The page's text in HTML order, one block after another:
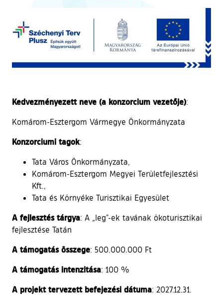
Kedvezményezett neve (a konzorcium vezetője):
Komárom-Esztergom Vármegye Önkormányzata
Konzorciumi tagok:
Tata Város Önkormányzata,
Komárom-Esztergom Megyei Területfejlesztési
Kft.,
Tata és Környéke Turisztikai Egyesület
A fejlesztés tárgya: A „leg”-ek tavának ökoturisztikai
fejlesztése Tatán
A támogatás összege: 500.000.000 Ft
A támogatás intenzitása: 100 %
A projekt tervezett befejezési dátuma: 2027.12.31.